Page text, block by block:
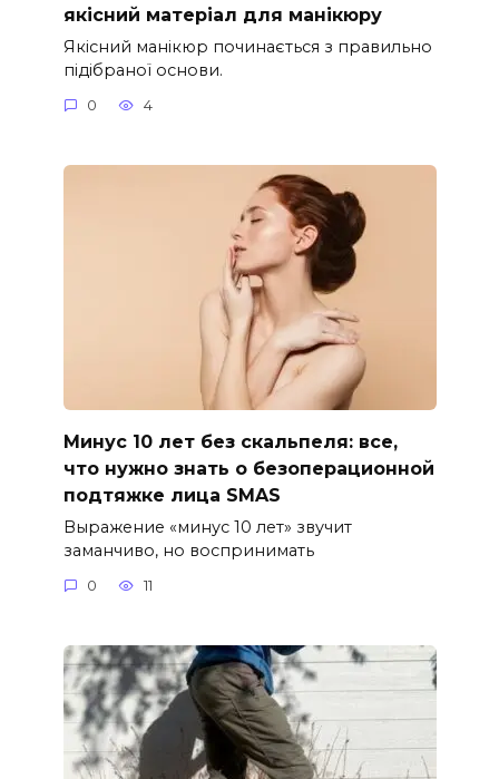
якісний матеріал для манікюру
Якісний манікюр починається з правильно
підібраної основи.
0 4
Минус 10 лет без скальпеля: все,
что нужно знать о безоперационной
подтяжке лица SMAS
Выражение «минус 10 лет» звучит
заманчиво, но воспринимать
0 11